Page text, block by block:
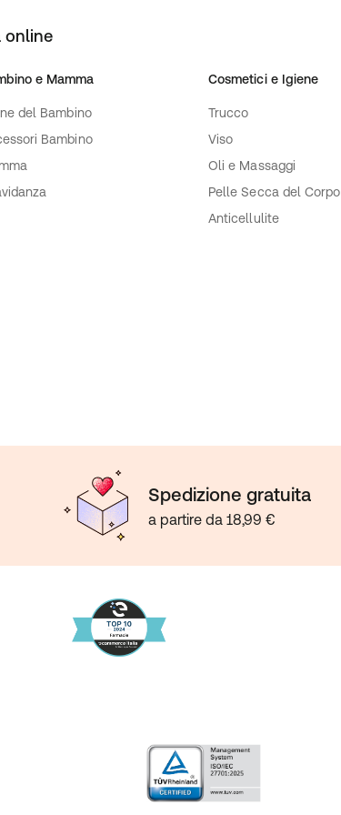
ed equilibrata e uno
un pasto completo e
di massa muscolare
anche come dieta di 14
Sono in programma
di magnesio, difosfato
E (D-alfa-tocoferil
Agente di rilascio (biossido
manganese, carbonato
vitamina B1 (tiamina
A (acetato di
pteroillutammico), D-
un medico prima del
online
e Mamma
del Bambino
Bambino
Cosmetici e Igiene
Trucco
Viso
Oli e Massaggi
Pelle Secca del Corpo
Anticellulite
Spedizione gratuita
a partire da 18,99 €